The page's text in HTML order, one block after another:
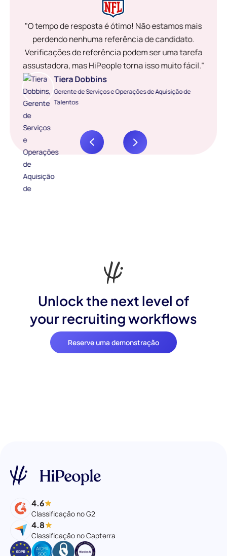
"O tempo de resposta é ótimo! Não estamos mais
perdendo nenhuma referência de candidato.
Verificações de referência podem ser uma tarefa
assustadora, mas HiPeople torna isso muito fácil."
Tiera Dobbins
Gerente de Serviços e Operações de Aquisição de
Talentos
Unlock the next level of
your recruiting workflows
Reserve uma demonstração
4.6
Classificação no G2
4.8
Classificação no Capterra